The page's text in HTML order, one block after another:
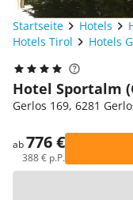
Startseite Hotels
Hotels Tirol
Hotels
Hotel Sportalm
Gerlos 169, 6281
ab776 €
388 € p.P.